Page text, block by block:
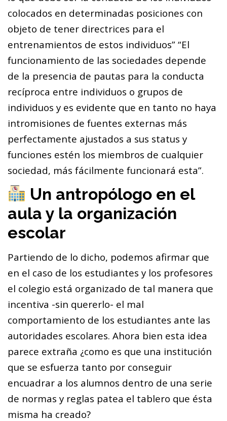
colocados en determinadas posiciones con
objeto de tener directrices para el
entrenamientos de estos individuos” “El
funcionamiento de las sociedades depende
de la presencia de pautas para la conducta
recíproca entre individuos o grupos de
individuos y es evidente que en tanto no haya
intromisiones de fuentes externas más
perfectamente ajustados a sus status y
funciones estén los miembros de cualquier
sociedad, más fácilmente funcionará esta”.
Un antropólogo en el
aula y la organización
escolar
Partiendo de lo dicho, podemos afirmar que
en el caso de los estudiantes y los profesores
el colegio está organizado de tal manera que
incentiva -sin quererlo- el mal
comportamiento de los estudiantes ante las
autoridades escolares. Ahora bien esta idea
parece extraña ¿como es que una institución
que se esfuerza tanto por conseguir
encuadrar a los alumnos dentro de una serie
de normas y reglas patea el tablero que ésta
misma ha creado?